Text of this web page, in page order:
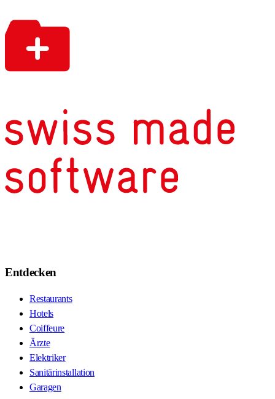
Entdecken
Restaurants
Hotels
Coiffeure
Ärzte
Elektriker
Sanitärinstallation
Garagen